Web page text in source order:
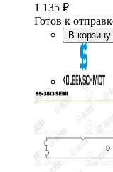
1 135 ₽
Готов к
В корзину